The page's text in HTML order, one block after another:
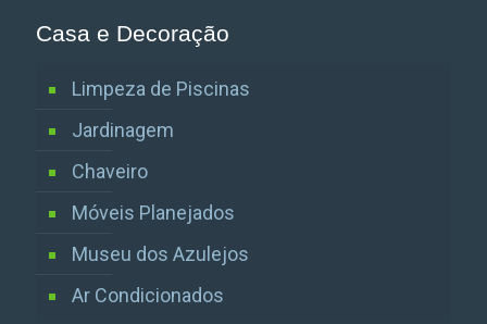
Casa e Decoração
Limpeza de Piscinas
Jardinagem
Chaveiro
Móveis Planejados
Museu dos Azulejos
Ar Condicionados